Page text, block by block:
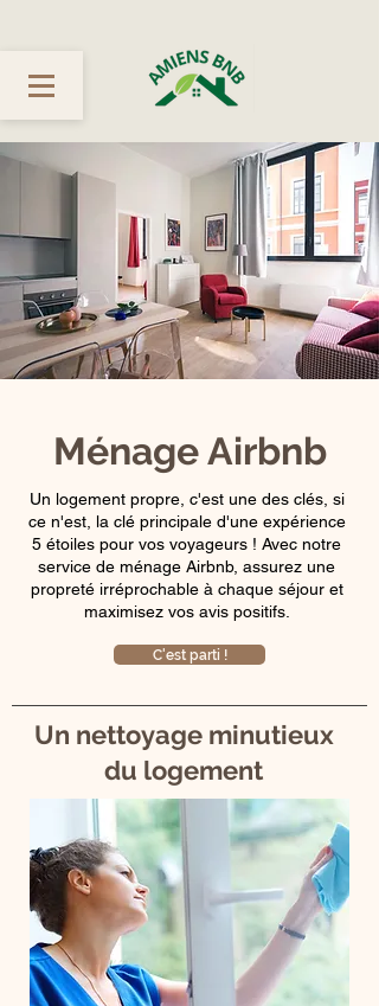
Ménage Airbnb
Un logement propre, c'est une des clés, si
ce n'est, la clé principale d'une expérience
5 étoiles pour vos voyageurs ! Avec notre
service de ménage Airbnb, assurez une
propreté irréprochable à chaque séjour et
maximisez vos avis positifs.
C'est parti !
Un nettoyage minutieux
du logement